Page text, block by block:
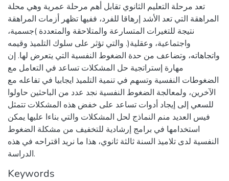
تعد مرحلة التعليم الثانوي تقابل أهم مرحلة عمرية وهي محلة
المراهقة التي تعد الأشد إرهاقا للفرد، ففيها تظهر أزمات المراهقة
نتيجة للتغيرات المتسارعة والمتلاحقة والمتعددة )جسمية،
واجتماعية، وعقلية(. والتي تؤثر على سلوك التلميذ وقيمه
واتجاهاته، وتضاعف من حدة الضغوط النفسية التي يتعرض لها. إن
مهارة إستراتجية حل المشكلات تساعد في التعامل مع
الضغوطات النفسية وتسهم في تنمية التلميذ ايجابيا في تفاعله مع
الآخرين، ولمعالجة الضغوط النفسية نجد عدد من الباحثين حاولوا
للسعي إلى إيجاد أدوات تساعد على خفض هذه المشكلات تتمثل
فيس العديد منم النماذج لحل المشكلات والتي بناءا عليها يمكن
استخدامها في برامج إرشادية للتخفيف من مشكلة الضغوط
النفسية لدى تلاميذ السنة ثالثة ثانوي، هذا ما نريد اقتراحه في هذه
الدراسة.
Keywords